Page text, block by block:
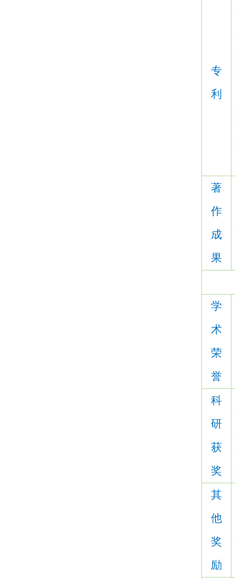
专
利
著
作
成
果
学
术
荣
誉
科
研
获
奖
其
他
奖
励